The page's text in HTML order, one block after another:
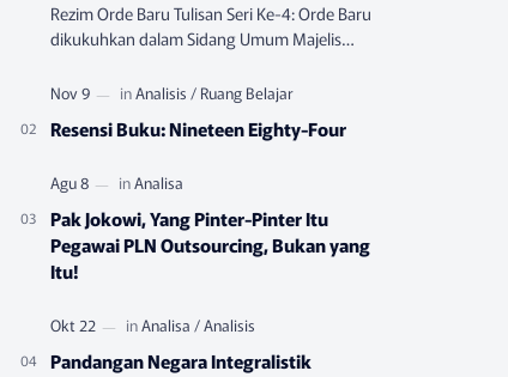
Rezim Orde Baru Tulisan Seri Ke-4: Orde Baru
dikukuhkan dalam Sidang Umum Majelis
yang berlangsung pada Juni-…
Resensi Buku: Nineteen Eighty-Four
Pak Jokowi, Yang Pinter-Pinter Itu
Pegawai PLN Outsourcing, Bukan yang
Itu!
Pandangan Negara Integralistik